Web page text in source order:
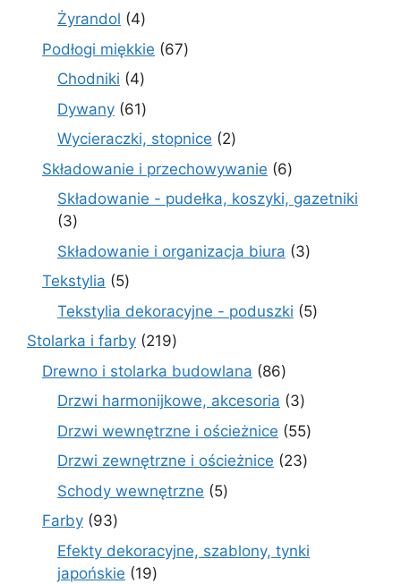
produktów
Żyrandol 44
produkty
Podłogi miękkie 6767
Chodniki 44
produkty
Dywany 6161
produktów
Wycieraczki, stopnice 22
produkty
Składowanie i przechowywanie 66
produktów
Składowanie - pudełka, koszyki, gazetniki
33
produkty
Składowanie i organizacja biura 33
Tekstylia 55
produktów
Tekstylia dekoracyjne - poduszki 55
Stolarka i farby 219219
produktów
Drewno i stolarka budowlana 8686
produktów
Drzwi harmonijkowe, akcesoria 33
produkty
Drzwi wewnętrzne i ościeżnice 5555
produktów
Drzwi zewnętrzne i ościeżnice 2323
Schody wewnętrzne 55
Farby 9393
produkty
Efekty dekoracyjne, szablony, tynki
japońskie
1919